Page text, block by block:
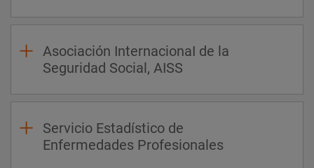
Asociación InternacionaI de la
Seguridad Social, AISS
Servicio Estadístico de
Enfermedades Profesionales